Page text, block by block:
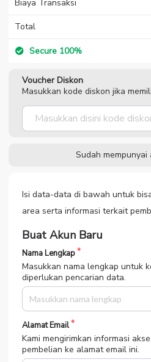
Biaya Transaksi
Total
Secure 100%
Voucher Diskon
Masukkan kode diskon jika
Sudah mempunyai
Isi data-data di bawah untuk
area serta informasi terkait
Buat Akun Baru
Nama Lengkap
Masukkan nama lengkap untuk
diperlukan pencarian data.
Alamat Email
Kami mengirimkan informasi
pembelian ke alamat email ini.